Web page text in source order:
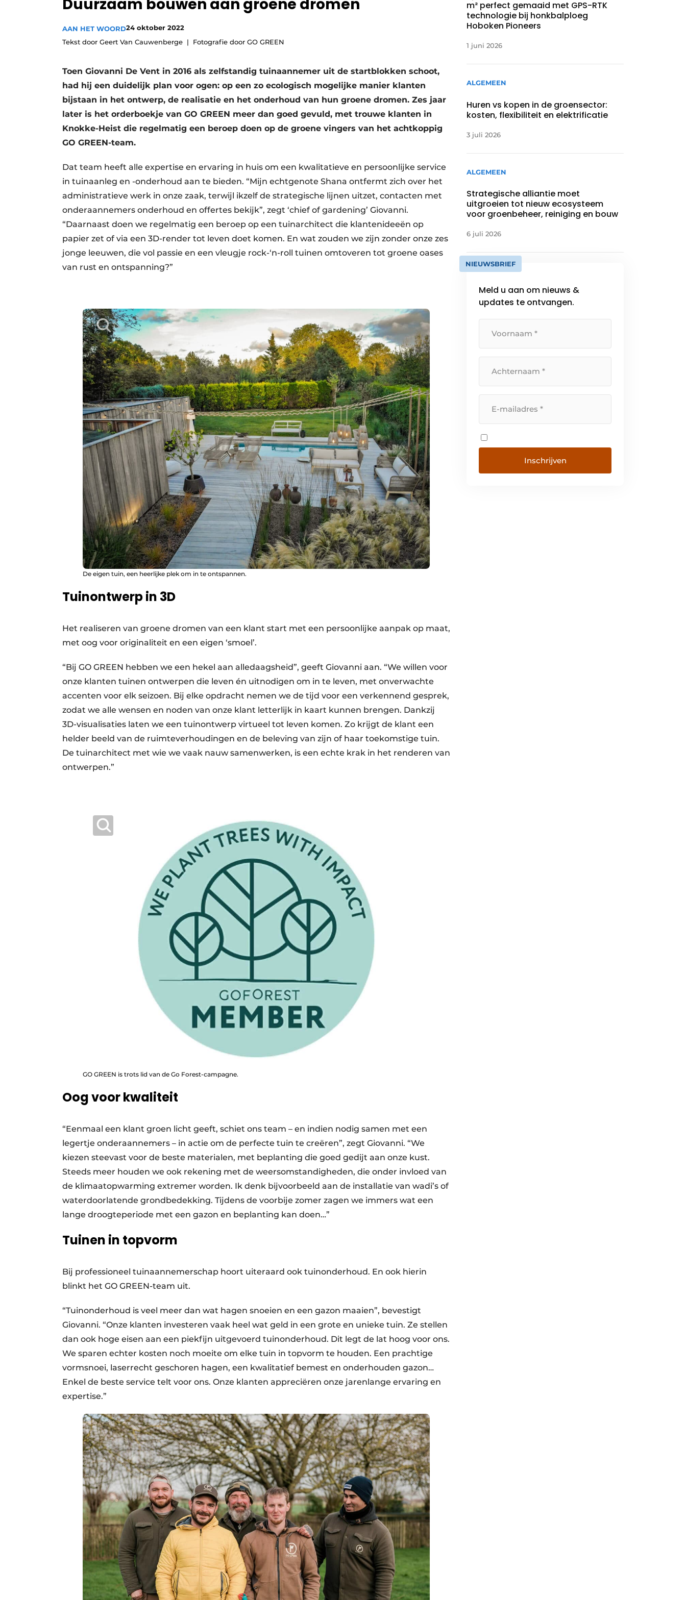
Vacature aanmelden
Video’s
Duurzaam bouwen aan groene dromen
AAN HET WOORD24 oktober 2022
Tekst door Geert Van Cauwenberge
Fotografie door GO GREEN
Toen Giovanni De Vent in 2016 als zelfstandig tuinaannemer uit de startblokken schoot,
had hij een duidelijk plan voor ogen: op een zo ecologisch mogelijke manier klanten
bijstaan in het ontwerp, de realisatie en het onderhoud van hun groene dromen. Zes jaar
later is het orderboekje van GO GREEN meer dan goed gevuld, met trouwe klanten in
Knokke-Heist die regelmatig een beroep doen op de groene vingers van het achtkoppig
GO GREEN-team.
Dat team heeft alle expertise en ervaring in huis om een kwalitatieve en persoonlijke service
in tuinaanleg en -onderhoud aan te bieden. “Mijn echtgenote Shana ontfermt zich over het
administratieve werk in onze zaak, terwijl ikzelf de strategische lijnen uitzet, contacten met
onderaannemers onderhoud en offertes bekijk”, zegt ‘chief of gardening’ Giovanni.
“Daarnaast doen we regelmatig een beroep op een tuinarchitect die klantenideeën op
papier zet of via een 3D-render tot leven doet komen. En wat zouden we zijn zonder onze zes
jonge leeuwen, die vol passie en een vleugje rock-‘n-roll tuinen omtoveren tot groene oases
van rust en ontspanning?”
De eigen tuin, een heerlijke plek om in te ontspannen.
Tuinontwerp in 3D
Het realiseren van groene dromen van een klant start met een persoonlijke aanpak op maat,
met oog voor originaliteit en een eigen ‘smoel’.
“Bij GO GREEN hebben we een hekel aan alledaagsheid”, geeft Giovanni aan. “We willen voor
onze klanten tuinen ontwerpen die leven én uitnodigen om in te leven, met onverwachte
accenten voor elk seizoen. Bij elke opdracht nemen we de tijd voor een verkennend gesprek,
zodat we alle wensen en noden van onze klant letterlijk in kaart kunnen brengen. Dankzij
3D-visualisaties laten we een tuinontwerp virtueel tot leven komen. Zo krijgt de klant een
helder beeld van de ruimteverhoudingen en de beleving van zijn of haar toekomstige tuin.
De tuinarchitect met wie we vaak nauw samenwerken, is een echte krak in het renderen van
ontwerpen.”
GO GREEN is trots lid van de Go Forest-campagne.
Oog voor kwaliteit
“Eenmaal een klant groen licht geeft, schiet ons team – en indien nodig samen met een
legertje onderaannemers – in actie om de perfecte tuin te creëren”, zegt Giovanni. “We
kiezen steevast voor de beste materialen, met beplanting die goed gedijt aan onze kust.
Steeds meer houden we ook rekening met de weersomstandigheden, die onder invloed van
de klimaatopwarming extremer worden. Ik denk bijvoorbeeld aan de installatie van wadi’s of
waterdoorlatende grondbedekking. Tijdens de voorbije zomer zagen we immers wat een
lange droogteperiode met een gazon en beplanting kan doen…”
Tuinen in topvorm
Bij professioneel tuinaannemerschap hoort uiteraard ook tuinonderhoud. En ook hierin
blinkt het GO GREEN-team uit.
“Tuinonderhoud is veel meer dan wat hagen snoeien en een gazon maaien”, bevestigt
Giovanni. “Onze klanten investeren vaak heel wat geld in een grote en unieke tuin. Ze stellen
dan ook hoge eisen aan een piekfijn uitgevoerd tuinonderhoud. Dit legt de lat hoog voor ons.
We sparen echter kosten noch moeite om elke tuin in topvorm te houden. Een prachtige
vormsnoei, laserrecht geschoren hagen, een kwalitatief bemest en onderhouden gazon…
Enkel de beste service telt voor ons. Onze klanten appreciëren onze jarenlange ervaring en
expertise.”
m² perfect gemaaid met GPS-RTK
technologie bij honkbalploeg
Hoboken Pioneers
1 juni 2026
ALGEMEEN
Huren vs kopen in de groensector:
kosten, flexibiliteit en elektrificatie
3 juli 2026
ALGEMEEN
Strategische alliantie moet
uitgroeien tot nieuw ecosysteem
voor groenbeheer, reiniging en bouw
6 juli 2026
NIEUWSBRIEF
Meld u aan om nieuws &
updates te ontvangen.